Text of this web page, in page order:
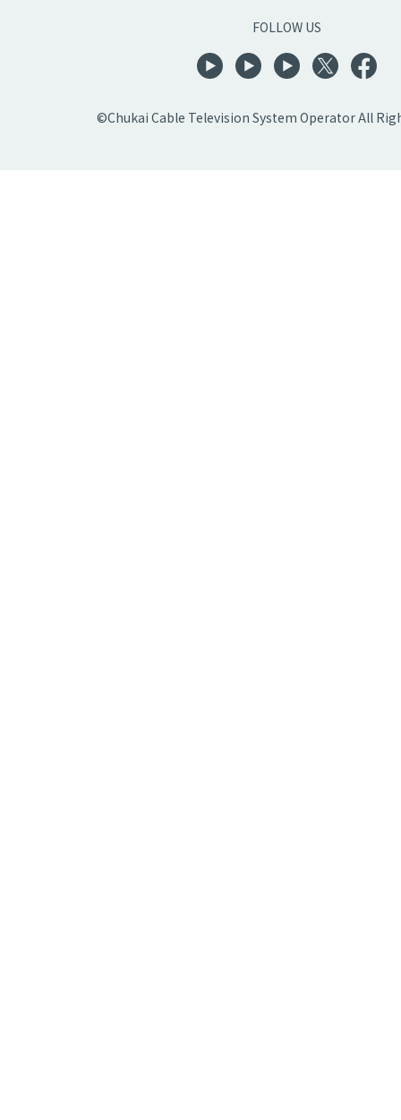
FOLLOW US
©Chukai Cable Television System Operator All